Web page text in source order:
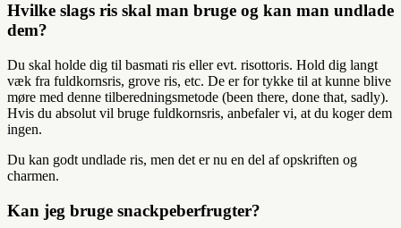
Hvilke slags ris skal man bruge og kan man undlade
dem?
Du skal holde dig til basmati ris eller evt. risottoris. Hold dig langt
væk fra fuldkornsris, grove ris, etc. De er for tykke til at kunne blive
møre med denne tilberedningsmetode (been there, done that, sadly).
Hvis du absolut vil bruge fuldkornsris, anbefaler vi, at du koger dem
ingen.
Du kan godt undlade ris, men det er nu en del af opskriften og
charmen.
Kan jeg bruge snackpeberfrugter?